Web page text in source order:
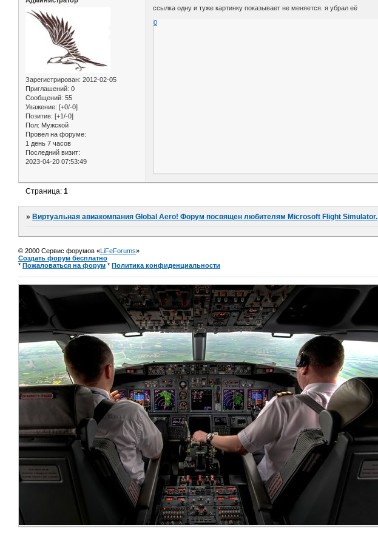
Зарегистрирован: 2012-02-05
Приглашений: 0
Сообщений: 55
Уважение: [+0/-0]
Позитив: [+1/-0]
Пол: Мужской
Провел на форуме:
1 день 7 часов
Последний визит:
2023-04-20 07:53:49
ссылка одну и туже картинку показывает не меняется. я убрал её
0
Страница:1
»Виртуальная авиакомпания Global Aero! Форум посвящен любителям Microsoft Flight Simulator.
© 2000 Сервис форумов «LiFeForums»
Создать форум бесплатно
* Пожаловаться на форум * Политика конфиденциальности